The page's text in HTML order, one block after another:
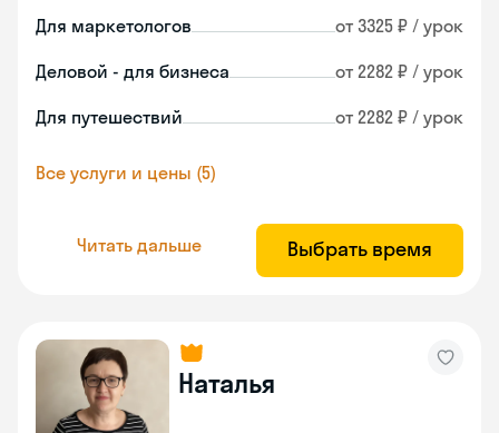
Для маркетологов от 3325 ₽ / урок
Деловой - для бизнеса от 2282 ₽ / урок
Для путешествий от 2282 ₽ / урок
Все услуги и цены (5)
Читать дальше Выбрать время
Наталья